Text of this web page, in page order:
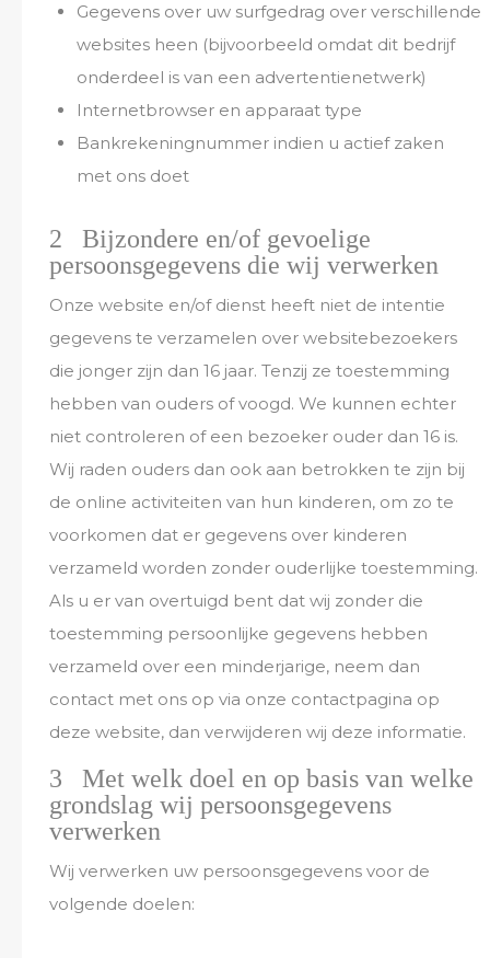
Gegevens over uw surfgedrag over verschillende
websites heen (bijvoorbeeld omdat dit bedrijf
onderdeel is van een advertentienetwerk)
Internetbrowser en apparaat type
Bankrekeningnummer indien u actief zaken
met ons doet
2 Bijzondere en/of gevoelige
persoonsgegevens die wij verwerken
Onze website en/of dienst heeft niet de intentie
gegevens te verzamelen over websitebezoekers
die jonger zijn dan 16 jaar. Tenzij ze toestemming
hebben van ouders of voogd. We kunnen echter
niet controleren of een bezoeker ouder dan 16 is.
Wij raden ouders dan ook aan betrokken te zijn bij
de online activiteiten van hun kinderen, om zo te
voorkomen dat er gegevens over kinderen
verzameld worden zonder ouderlijke toestemming.
Als u er van overtuigd bent dat wij zonder die
toestemming persoonlijke gegevens hebben
verzameld over een minderjarige, neem dan
contact met ons op via onze contactpagina op
deze website, dan verwijderen wij deze informatie.
3 Met welk doel en op basis van welke
grondslag wij persoonsgegevens
verwerken
Wij verwerken uw persoonsgegevens voor de
volgende doelen: